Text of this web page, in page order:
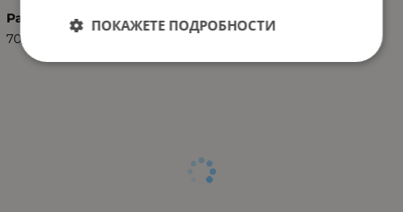
Размер
70/130
ПОКАЖЕТЕ ПОДРОБНОСТИ